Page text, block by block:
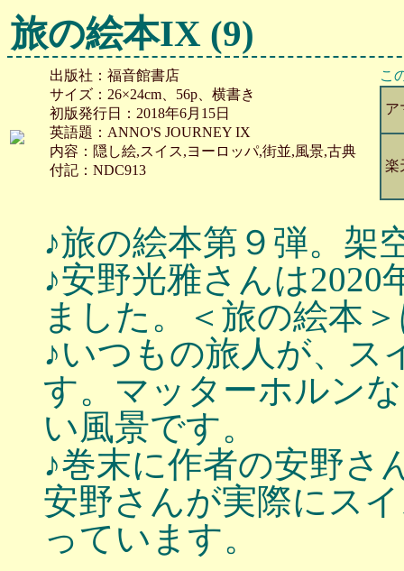
旅の絵本IX (9)
出版社：福音館書店
サイズ：26×24cm、56p、横書き
初版発行日：2018年6月15日
英語題：ANNO'S JOURNEY IX
内容：隠し絵,スイス,ヨーロッパ,街並,風景,古典
付記：NDC913
こ
ア
楽
♪旅の絵本第９弾。架
♪安野光雅さんは2020
ました。＜旅の絵本
♪いつもの旅人が、ス
す。マッターホルン
い風景です。
♪巻末に作者の安野さ
安野さんが実際にス
っています。